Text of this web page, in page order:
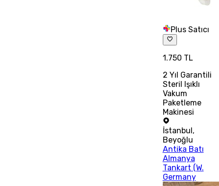
Plus Satıcı
1.750 TL
2 Yıl Garantili
Steril Işıklı
Vakum
Paketleme
Makinesi
İstanbul,
Beyoğlu
Antika Batı
Almanya
Tankart (W.
Germany